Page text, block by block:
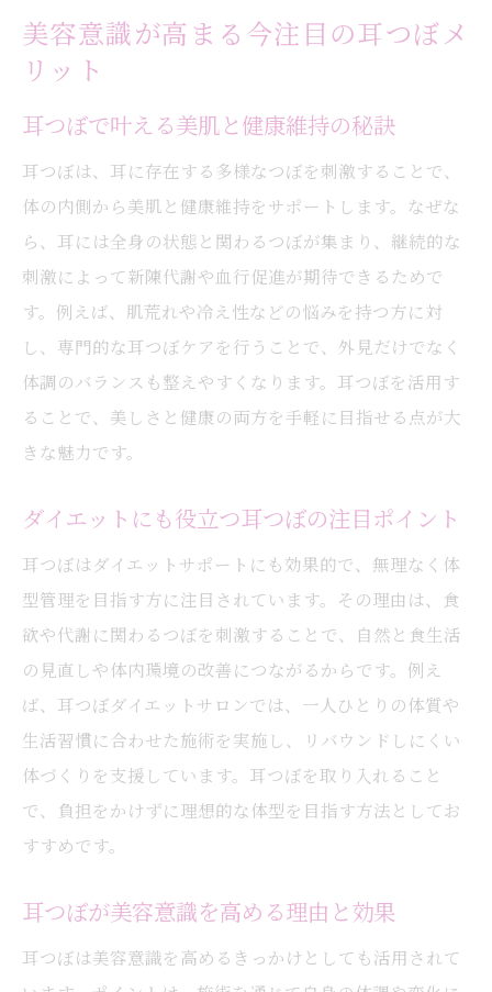
美容意識が高まる今注目の耳つぼメ
リット
耳つぼで叶える美肌と健康維持の秘訣
耳つぼは、耳に存在する多様なつぼを刺激することで、
体の内側から美肌と健康維持をサポートします。なぜな
ら、耳には全身の状態と関わるつぼが集まり、継続的な
刺激によって新陳代謝や血行促進が期待できるためで
す。例えば、肌荒れや冷え性などの悩みを持つ方に対
し、専門的な耳つぼケアを行うことで、外見だけでなく
体調のバランスも整えやすくなります。耳つぼを活用す
ることで、美しさと健康の両方を手軽に目指せる点が大
きな魅力です。
ダイエットにも役立つ耳つぼの注目ポイント
耳つぼはダイエットサポートにも効果的で、無理なく体
型管理を目指す方に注目されています。その理由は、食
欲や代謝に関わるつぼを刺激することで、自然と食生活
の見直しや体内環境の改善につながるからです。例え
ば、耳つぼダイエットサロンでは、一人ひとりの体質や
生活習慣に合わせた施術を実施し、リバウンドしにくい
体づくりを支援しています。耳つぼを取り入れること
で、負担をかけずに理想的な体型を目指す方法としてお
すすめです。
耳つぼが美容意識を高める理由と効果
耳つぼは美容意識を高めるきっかけとしても活用されて